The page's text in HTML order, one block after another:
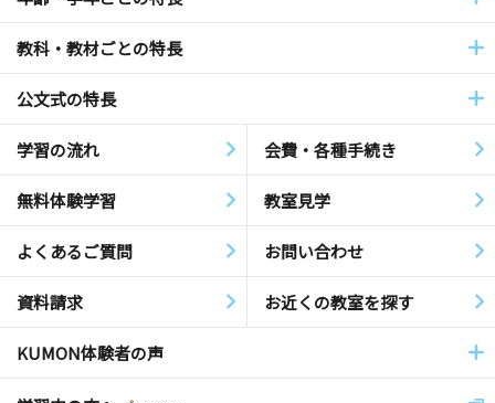
教科・教材ごとの特長
公文式の特長
学習の流れ 会費・各種手続き
無料体験学習 教室見学
よくあるご質問 お問い合わせ
資料請求 お近くの教室を探す
KUMON体験者の声